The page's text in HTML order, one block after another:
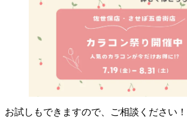
お試しもできますので、ご相談ください！